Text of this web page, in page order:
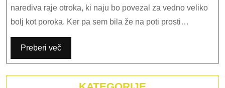
narediva raje otroka, ki naju bo povezal za vedno veliko
bolj kot poroka. Ker pa sem bila že na poti prosti…
Preberi več